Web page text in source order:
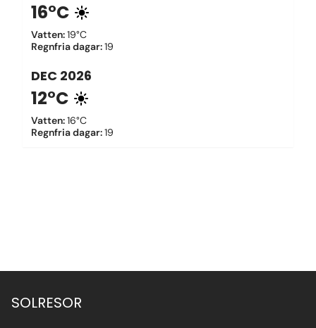
16°C
Vatten:19°C
Regnfria dagar:19
DEC 2026
12°C
Vatten:16°C
Regnfria dagar:19
SOLRESOR